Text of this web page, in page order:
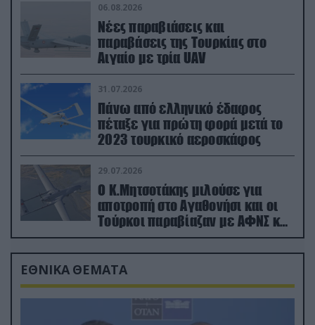
06.08.2026
Νέες παραβιάσεις και
παραβάσεις της Τουρκίας στο
Αιγαίο με τρία UAV
31.07.2026
Πάνω από ελληνικό έδαφος
πέταξε για πρώτη φορά μετά το
2023 τουρκικό αεροσκάφος
29.07.2026
Ο Κ.Μητσοτάκης μιλούσε για
αποτροπή στο Αγαθονήσι και οι
Τούρκοι παραβίαζαν με ΑΦΝΣ και
drone
ΕΘΝΙΚΑ ΘΕΜΑΤΑ